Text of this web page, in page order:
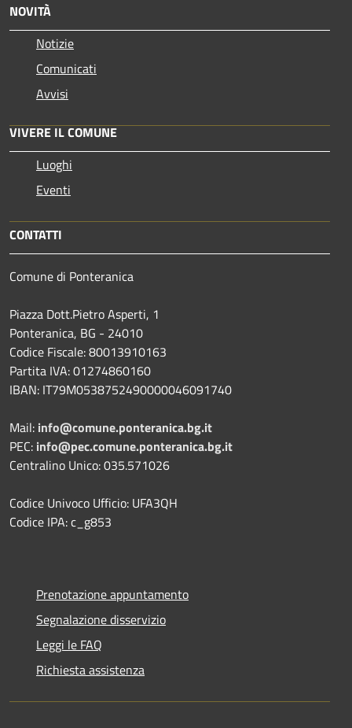
NOVITÀ
Notizie
Comunicati
Avvisi
VIVERE IL COMUNE
Luoghi
Eventi
CONTATTI
Comune di Ponteranica
Piazza Dott.Pietro Asperti, 1
Ponteranica, BG - 24010
Codice Fiscale: 80013910163
Partita IVA: 01274860160
IBAN: IT79M0538752490000046091740
Mail: info@comune.ponteranica.bg.it
PEC: info@pec.comune.ponteranica.bg.it
Centralino Unico: 035.571026
Codice Univoco Ufficio: UFA3QH
Codice IPA: c_g853
Prenotazione appuntamento
Segnalazione disservizio
Leggi le FAQ
Richiesta assistenza